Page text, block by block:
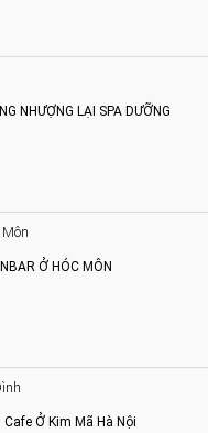
NHƯỢNG LẠI SPA DƯỠNG
Ở HÓC MÔN
Ở Kim Mã Hà Nội